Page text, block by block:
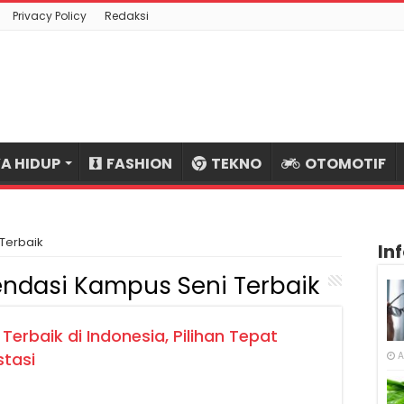
Privacy Policy Redaksi
HIDUP FASHION TEKNO OTOMOTIF
Kampus Seni Terbaik
di Indonesia, Pilihan Tepat